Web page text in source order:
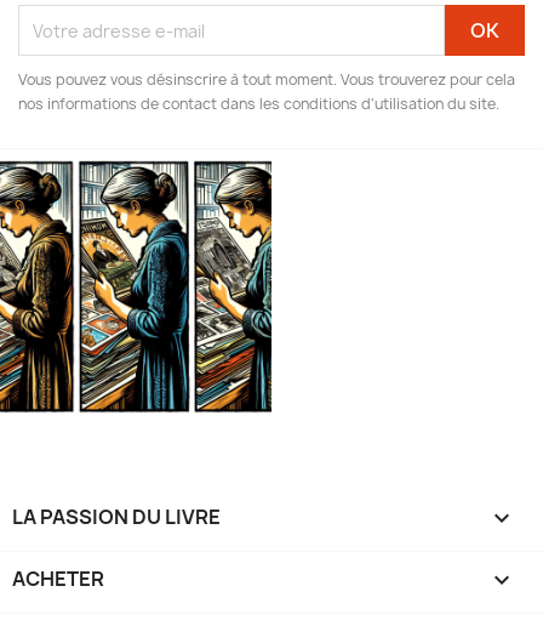
Vous pouvez vous désinscrire à tout moment. Vous trouverez pour cela
nos informations de contact dans les conditions d'utilisation du site.
LA PASSION DU LIVRE 
ACHETER 